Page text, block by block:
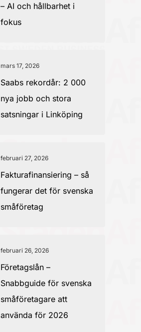
– AI och hållbarhet i
fokus
mars 17, 2026
Saabs rekordår: 2 000
nya jobb och stora
satsningar i Linköping
februari 27, 2026
Fakturafinansiering – så
fungerar det för svenska
småföretag
februari 26, 2026
Företagslån –
Snabbguide för svenska
småföretagare att
använda för 2026